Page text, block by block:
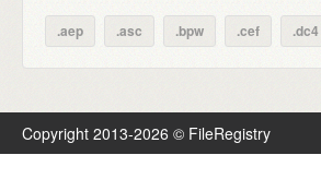
.aep .asc .bpw .cef .dc4
Copyright 2013-2026 © FileRegistry